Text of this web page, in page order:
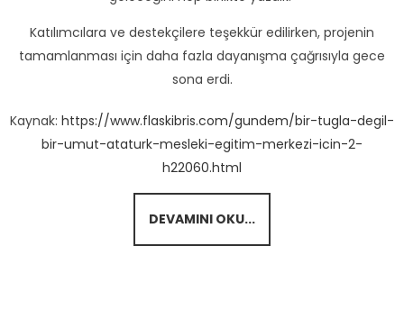
Katılımcılara ve destekçilere teşekkür edilirken, projenin
tamamlanması için daha fazla dayanışma çağrısıyla gece
sona erdi.
Kaynak: https://www.flaskibris.com/gundem/bir-tugla-degil-
bir-umut-ataturk-mesleki-egitim-merkezi-icin-2-
h22060.html
DEVAMINI OKU...